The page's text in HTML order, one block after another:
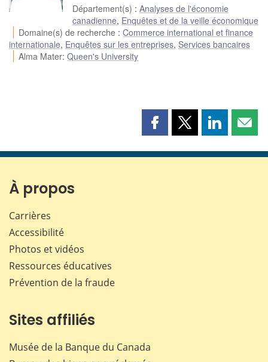
Département(s) : Analyses de l'économie
canadienne, Enquêtes et de la veille économique
Domaine(s) de recherche :Commerce international et finance
internationale, Enquêtes sur les entreprises, Services bancaires
Alma Mater:Queen's University
Partager
page
Partager
page
Partager
page page
À propos
Carrières
Accessibilité
Photos et vidéos
Ressources éducatives
Prévention de la fraude
Sites affiliés
Musée de la Banque du Canada